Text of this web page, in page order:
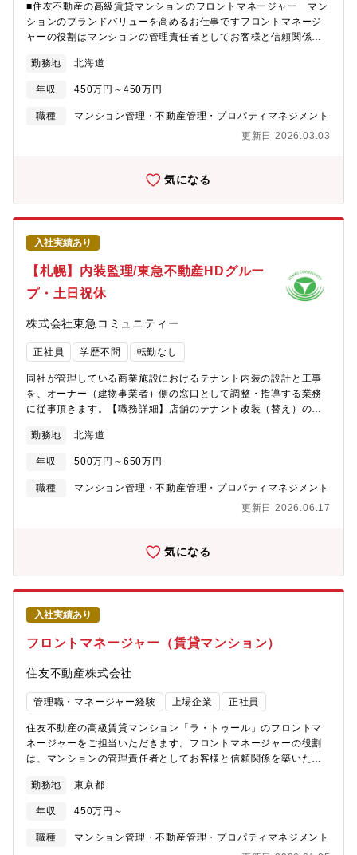
であるため、「やってみたい」という意欲があれば、どなたでも
活躍できる環境です。※想定残業時間 月15H
■住友不動産の高級賃貸マンションのフロントマネージャー マン
ションのブランドバリューを高めるお仕事ですフロントマネージ
ャーの役割はマンションの管理責任者としてお客様と信頼関係を
繕やインテリアを変更したりとハード？まで対応し、より魅力的
な物件に育てていただきます。お客様の退居後に、新しい入居者
を迎えるための原状回復？事の進捗管理等も？っていただきま
す。【具体的には】・担当物件の管理/保守・メンテナンス業務・
スタッフのマネジメント・入居者の再契約・契約更新？続き・入
ションの価値向上の提案※仕事内容は、会社の指定する業務に変
勤務地 北海道
年収 450万円～450万円
職種
マンション管理・不動産管理・プロパティマネジメント
更新日 2026.03.03
気になる
入社実績あり
【札幌】内装監理/東急不動産HDグルー
プ・土日祝休
株式会社東急コミュニティー
正社員 学歴不問 転勤なし
同社が管理している商業施設におけるテナント内装の設計と工事
を、オーナー（建物事業者）側の窓口として調整・指導する業務
に従事頂きます。【職務詳細】店舗のテナント改装（替え）の際
場で関係各所からの提案・要望を調整します。・設計図・施工図
のチェックと調整（規制や法的与件など）・施工業者やクライア
ントとの打ち合わせ・折衝・諸官庁対応◇魅力・球場やススキノ
の大型商業施設、札幌市内の案件がメインです。・デスクワーク
◎・月の同社残業平均：20～30ｈと少なく働きやすい環境で
務立ち上げ・リードを経験できる希少なポジションです。■同社に
ついて：同社は、マンションライフサポート・ビルマネジメン
ト・リフォーム事業を手掛ける総合不動産管理のリーディングカ
ンパニーです。東急不動産ホールディングスの一員である東急不
動産がディベロッパーのため、安定した業績と高い技術のもと、
お客様からの信頼も多く、2020年に50周年を迎えました。【◇東
急不動産HDグループ／充実の福利厚生・有給取得促進中】有給休
暇消化率も平均で年10日は消化しており、全社的にさらに取得を
促進しております。育休産休の取得も可能で（男性も取得実績9割
超）、保育所利用金の補助制度もございます。グループの横のつ
ながりを活かし、グループ優待などの福利厚生もございます。
【◇「健康経営法人2023」認定】経済産業省と日本健康会議に共
同で認定されております。「最も重要な経営資源は従業員であ
る」という理念のもと、「総合不動産管理会社圧倒的No.1」を達
成するため、従業員の心身の健康の維持向上と働きやすい職場づ
勤務地 北海道
年収 500万円～650万円
職種
マンション管理・不動産管理・プロパティマネジメント
更新日 2026.06.17
気になる
入社実績あり
フロントマネージャー（賃貸マンション）
住友不動産株式会社
管理職・マネージャー経験 上場企業 正社員
住友不動産の高級賃貸マンション「ラ・トゥール」のフロントマ
ネージャーをご担当いただきます。フロントマネージャーの役割
は、マンションの管理責任者としてお客様と信頼関係を築いたう
テリアを変更したりとハード面まで対応し、より魅力的な物件に
そだてていただきます。【具体的には】・フロントスタッフ、設
備メンテナンススタッフのマネジメント・入居者の再契約・契約
更新手続き・入居者がより快適に過ごしてもらえるようなサービ
勤務地 東京都
年収 450万円～
職種
マンション管理・不動産管理・プロパティマネジメント